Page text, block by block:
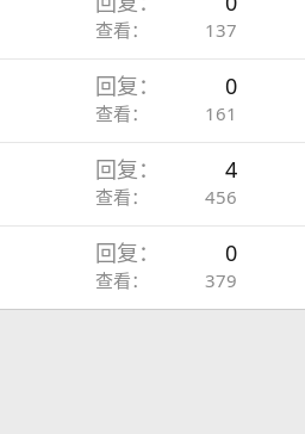
查看 137
回复 0
查看 161
回复 4
查看 456
回复 0
查看 379